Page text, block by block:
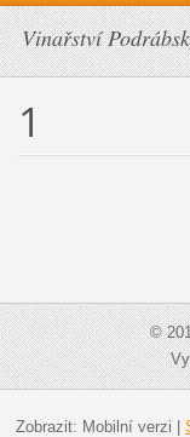
Vinařství
1
©
Zobrazit: Mobilní verzi |